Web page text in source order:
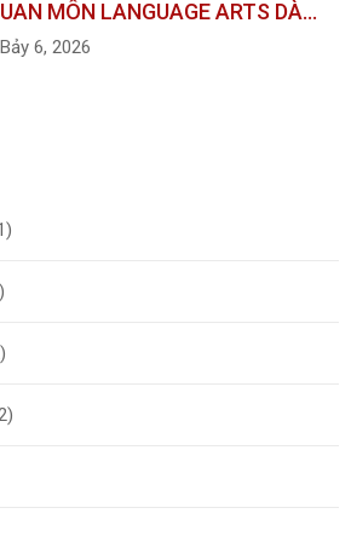
MÔN LANGUAGE ARTS DÀ…
6, 2026